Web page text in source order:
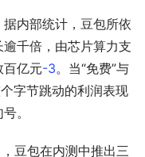
内部统计，豆包所依
千倍，由芯片算力支
百亿元-3。当“免费”与
字节跳动的利润表现
。
豆包在内测中推出三